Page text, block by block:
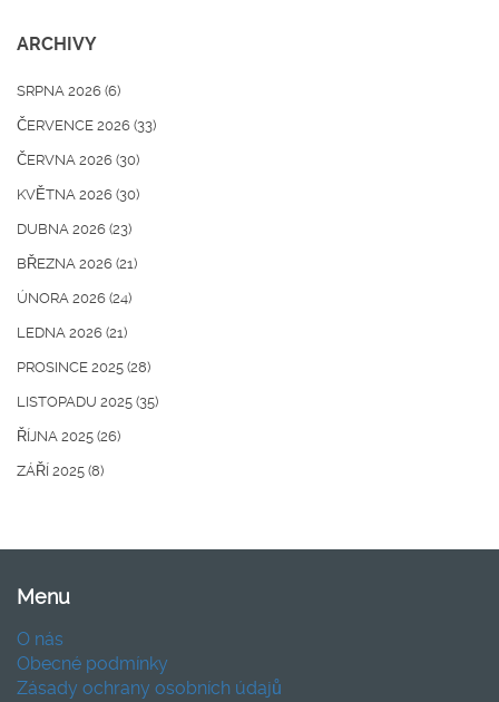
ARCHIVY
SRPNA 2026 (6)
ČERVENCE 2026 (33)
ČERVNA 2026 (30)
KVĚTNA 2026 (30)
DUBNA 2026 (23)
BŘEZNA 2026 (21)
ÚNORA 2026 (24)
LEDNA 2026 (21)
PROSINCE 2025 (28)
LISTOPADU 2025 (35)
ŘÍJNA 2025 (26)
ZÁŘÍ 2025 (8)
Menu
O nás
Obecné podmínky
Zásady ochrany osobních údajů